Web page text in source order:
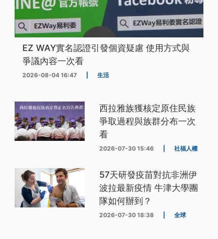
EZ WAY實名認證引發個資疑慮 使用方式與
爭議內容一次看
2026-08-04 16:47 生活
西拉雅族獲核定原住民族
爭取過程與族群分布一次
看
2026-07-30 15:46 社福人權
57天研發疫苗對抗非洲伊
波拉最新疫情 牛津大學團
隊如何辦到？
2026-07-30 18:38 全球